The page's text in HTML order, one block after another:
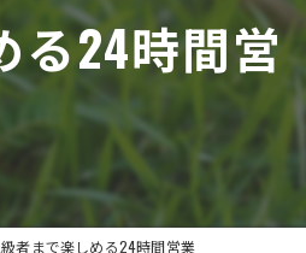
ンナップ一覧
イング・試打会参加者の声
る24時間営
者まで楽しめる24時間営業